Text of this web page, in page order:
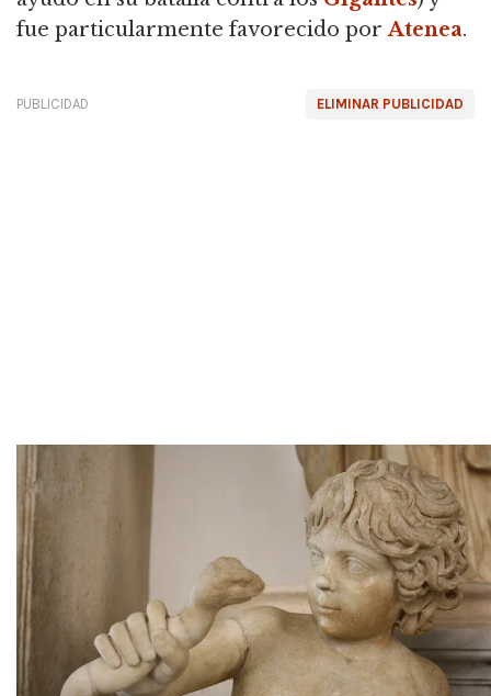
fue particularmente favorecido porAtenea.
ELIMINAR PUBLICIDAD
PUBLICIDAD